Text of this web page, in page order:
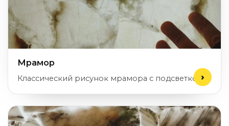
Мрамор
Классический рисунок мрамора с подсветкой.